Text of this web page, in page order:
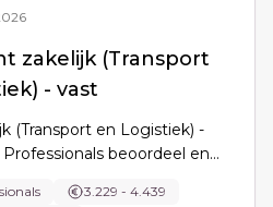
zakelijk (Transport
- vast
(Transport en Logistiek) -
beoordeel en
je contact met adviseurs
3.229 - 4.439